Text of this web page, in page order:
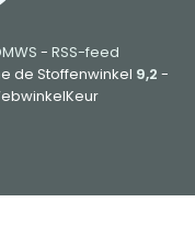
- RSS-feed
de Stoffenwinkel 9,2 -